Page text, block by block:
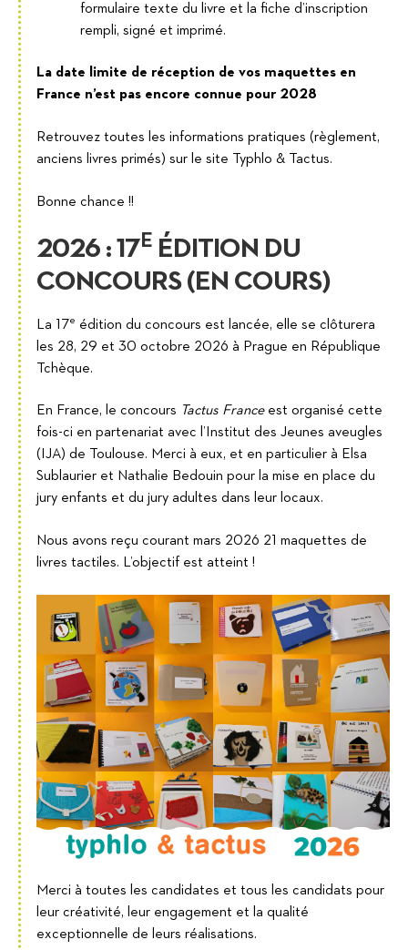
formulaire texte du livre et la fiche d’inscription
rempli, signé et imprimé.
La date limite de réception de vos maquettes en
France n’est pas encore connue pour 2028
Retrouvez toutes les informations pratiques (règlement,
anciens livres primés) sur le site Typhlo & Tactus.
Bonne chance !!
2026 : 17 E ÉDITION DU
CONCOURS (EN COURS)
La 17e édition du concours est lancée, elle se clôturera
les 28, 29 et 30 octobre 2026 à Prague en République
Tchèque.
En France, le concours Tactus Franceest organisé cette
fois-ci en partenariat avec l’Institut des Jeunes aveugles
(IJA) de Toulouse. Merci à eux, et en particulier à Elsa
Sublaurier et Nathalie Bedouin pour la mise en place du
jury enfants et du jury adultes dans leur locaux.
Nous avons reçu courant mars 2026 21 maquettes de
livres tactiles. L’objectif est atteint !
Merci à toutes les candidates et tous les candidats pour
leur créativité, leur engagement et la qualité
exceptionnelle de leurs réalisations.